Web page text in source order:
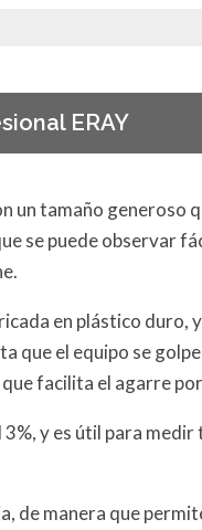
ERAY
un tamaño generoso
se puede observar
en plástico duro,
que el equipo se
facilita el agarre
y es útil para
de manera que